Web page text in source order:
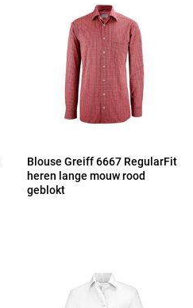
Blouse Greiff 6667 RegularFit
heren lange mouw rood
geblokt